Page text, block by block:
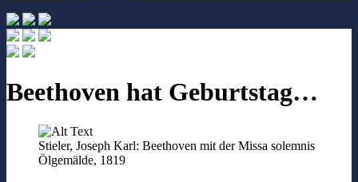
Beethoven hat Geburtstag…
Stieler, Joseph Karl: Beethoven mit der Missa solemnis
Ölgemälde, 1819